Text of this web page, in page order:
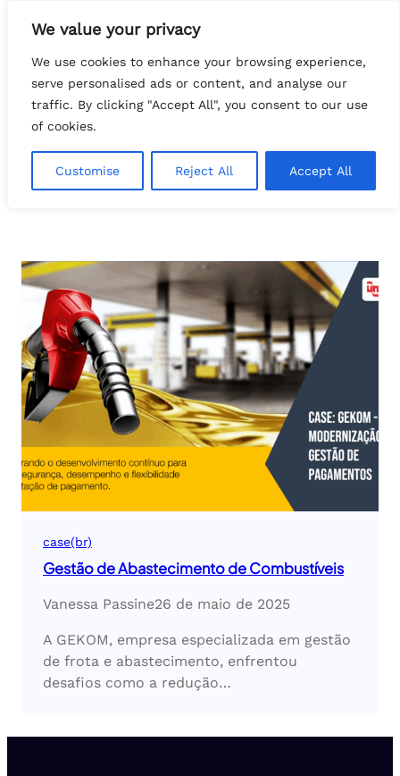
We value your privacy
We use cookies to enhance your browsing experience,
serve personalised ads or content, and analyse our
traffic. By clicking "Accept All", you consent to our use
of cookies.
Customise Reject All Accept All
para
conteúdo
tech.FATTOcs
metodologia ágil
case(br)
Gestão de Abastecimento de Combustíveis
Vanessa Passine26 de maio de 2025
A GEKOM, empresa especializada em gestão
de frota e abastecimento, enfrentou
desafios como a redução…